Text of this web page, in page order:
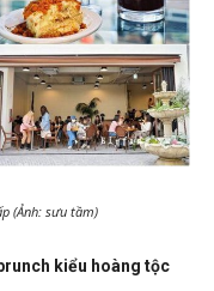
(Ảnh: sưu tầm)
kiểu hoàng tộc